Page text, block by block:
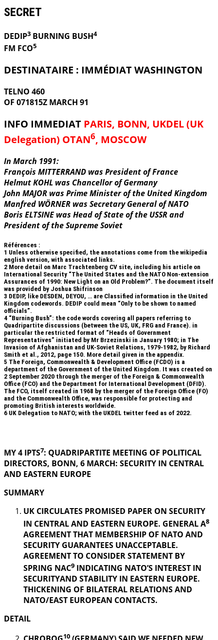
SECRET
DEDIP3 BURNING BUSH4
FM FCO5
DESTINATAIRE : IMMÉDIAT WASHINGTON
TELNO 460
OF 071815Z MARCH 91
INFO IMMEDIAT PARIS, BONN, UKDEL (UK
Delegation) OTAN6, MOSCOW
In March 1991:
François MITTERRAND was President of France
Helmut KOHL was Chancellor of Germany
John MAJOR was Prime Minister of the United Kingdom
Manfred WÖRNER was Secretary General of NATO
Boris ELTSINE was Head of State of the USSR and
President of the Supreme Soviet
Références :
1 Unless otherwise specified, the annotations come from the wikipedia
english version, with associated links.
2 More detail on Marc Trachtenberg CV site, including his article on
International Security “The United States and the NATO Non-extension
Assurances of 1990: New Light on an Old Problem?”. The document itself
was provided by Joshua Shifrinson
3 DEDIP, like DESDEN, DEYOU, … are Classified information in the United
Kingdom codewords. DEDIP could mean “Only to be shown to named
officials”.
4 “Burning Bush”: the code words covering all papers referring to
Quadripartite discussions (between the US, UK, FRG and France). in
particular the restricted format of “Heads of Government
Representatives” initiated by Mr Brzezinski in January 1980; in The
Invasion of Afghanistan and UK-Soviet Relations, 1979-1982, by Richard
Smith et al., 2012, page 150. More detail given in the appendix.
5 The Foreign, Commonwealth & Development Office (FCDO) is a
department of the Government of the United Kingdom. It was created on
2 September 2020 through the merger of the Foreign & Commonwealth
Office (FCO) and the Department for International Development (DFID).
The FCO, itself created in 1968 by the merger of the Foreign Office (FO)
and the Commonwealth Office, was responsible for protecting and
promoting British interests worldwide.
6 UK Delegation to NATO; with the UKDEL twitter feed as of 2022.
MY 4 IPTS7: QUADRIPARTITE MEETING OF POLITICAL
DIRECTORS, BONN, 6 MARCH: SECURITY IN CENTRAL
AND EASTERN EUROPE
SUMMARY
UK CIRCULATES PROMISED PAPER ON SECURITY
IN CENTRAL AND EASTERN EUROPE. GENERAL A8
AGREEMENT THAT MEMBERSHIP OF NATO AND
SECURITY GUARANTEES UNACCEPTABLE.
AGREEMENT TO CONSIDER STATEMENT BY
SPRING NAC9 INDICATING NATO’S INTEREST IN
SECURITYAND STABILITY IN EASTERN EUROPE.
THICKENING OF BILATERAL RELATIONS AND
NATO/EAST EUROPEAN CONTACTS.
DETAIL
10